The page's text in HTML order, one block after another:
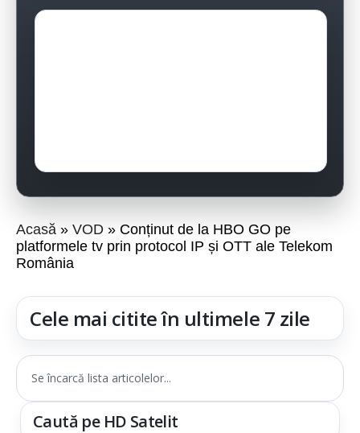
Acasă VOD
Conținut de la HBO GO pe
platformele tv prin protocol IP și OTT ale Telekom
România
Cele mai citite în ultimele 7 zile
Se încarcă lista articolelor...
Caută pe HD Satelit